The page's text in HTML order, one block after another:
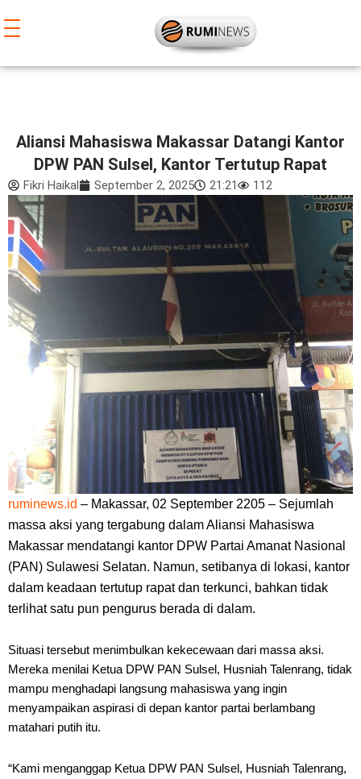
ke
Aliansi Mahasiswa Makassar Datangi Kantor
DPW PAN Sulsel, Kantor Tertutup Rapat
Fikri Haikal September 2, 2025 21:21 112
ruminews.id – Makassar, 02 September 2205 – Sejumlah
massa aksi yang tergabung dalam Aliansi Mahasiswa
Makassar mendatangi kantor DPW Partai Amanat Nasional
(PAN) Sulawesi Selatan. Namun, setibanya di lokasi, kantor
dalam keadaan tertutup rapat dan terkunci, bahkan tidak
terlihat satu pun pengurus berada di dalam.
Situasi tersebut menimbulkan kekecewaan dari massa aksi.
Mereka menilai Ketua DPW PAN Sulsel, Husniah Talenrang, tidak
mampu menghadapi langsung mahasiswa yang ingin
menyampaikan aspirasi di depan kantor partai berlambang
matahari putih itu.
“Kami menganggap Ketua DPW PAN Sulsel, Husniah Talenrang,